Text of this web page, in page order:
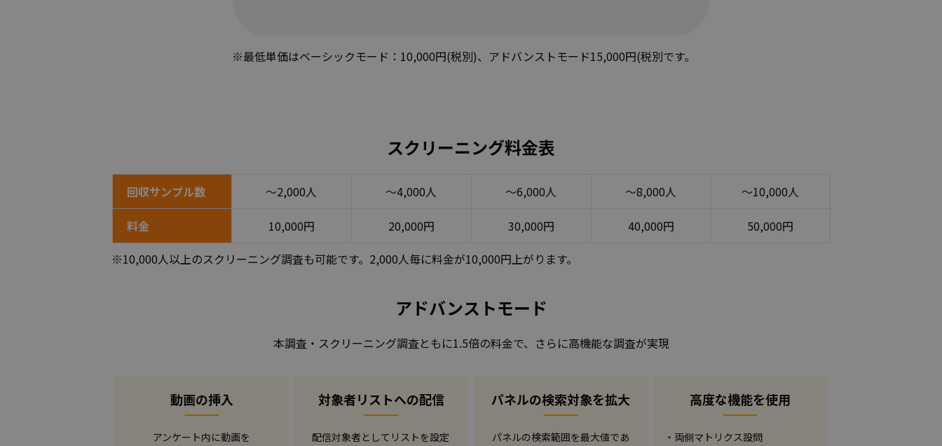
※最低単価はベーシックモード：10,000円(税別)、アドバンストモード15,000円(税別です。
スクリーニング料金表
回収サンプル数 〜2,000人 〜4,000人 〜6,000人 〜8,000人 〜10,000人
料金 10,000円 20,000円 30,000円 40,000円
50,000円
※10,000人以上のスクリーニング調査も可能です。2,000人毎に料金が10,000円上がります。
アドバンストモード
本調査・スクリーニング調査ともに1.5倍の料金で、さらに高機能な調査が実現
動画の挿入
アンケート内に動画を
対象者リストへの配信
配信対象者としてリストを設定
パネルの検索対象を拡大
パネルの検索範囲を最大値であ
高度な機能を使用
・両側マトリクス設問